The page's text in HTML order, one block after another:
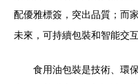
配優雅標簽，突出品質；而
未來，可持續包裝和智能交
食用油包裝是技術、環